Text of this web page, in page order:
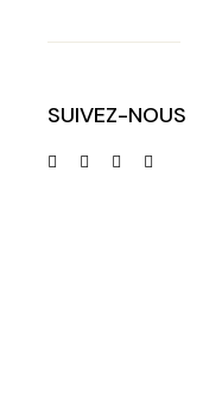
SUIVEZ-NOUS